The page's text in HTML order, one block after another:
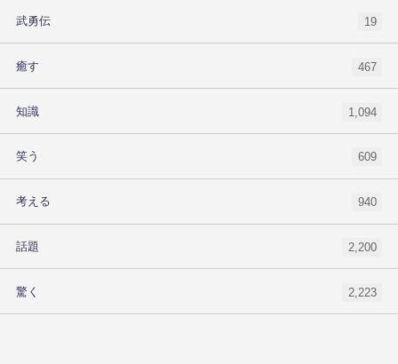
武勇伝 19
癒す 467
知識 1,094
笑う 609
考える 940
話題 2,200
驚く 2,223